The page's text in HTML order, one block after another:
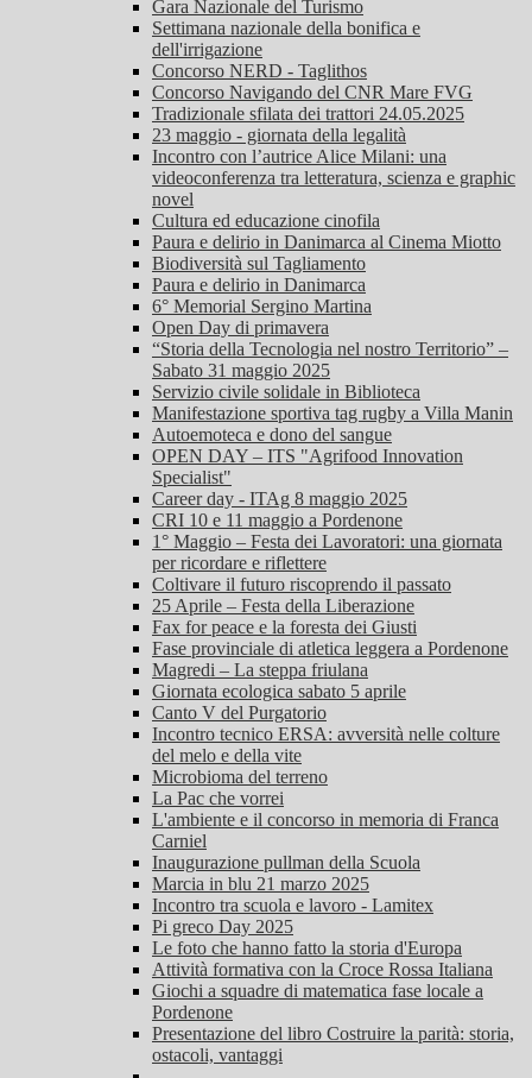
Gara Nazionale del Turismo
Settimana nazionale della bonifica e
dell'irrigazione
Concorso NERD - Taglithos
Concorso Navigando del CNR Mare FVG
Tradizionale sfilata dei trattori 24.05.2025
23 maggio - giornata della legalità
Incontro con l’autrice Alice Milani: una
videoconferenza tra letteratura, scienza e graphic
novel
Cultura ed educazione cinofila
Paura e delirio in Danimarca al Cinema Miotto
Biodiversità sul Tagliamento
Paura e delirio in Danimarca
6° Memorial Sergino Martina
Open Day di primavera
“Storia della Tecnologia nel nostro Territorio” –
Sabato 31 maggio 2025
Servizio civile solidale in Biblioteca
Manifestazione sportiva tag rugby a Villa Manin
Autoemoteca e dono del sangue
OPEN DAY – ITS "Agrifood Innovation
Specialist"
Career day - ITAg 8 maggio 2025
CRI 10 e 11 maggio a Pordenone
1° Maggio – Festa dei Lavoratori: una giornata
per ricordare e riflettere
Coltivare il futuro riscoprendo il passato
25 Aprile – Festa della Liberazione
Fax for peace e la foresta dei Giusti
Fase provinciale di atletica leggera a Pordenone
Magredi – La steppa friulana
Giornata ecologica sabato 5 aprile
Canto V del Purgatorio
Incontro tecnico ERSA: avversità nelle colture
del melo e della vite
Microbioma del terreno
La Pac che vorrei
L'ambiente e il concorso in memoria di Franca
Carniel
Inaugurazione pullman della Scuola
Marcia in blu 21 marzo 2025
Incontro tra scuola e lavoro - Lamitex
Pi greco Day 2025
Le foto che hanno fatto la storia d'Europa
Attività formativa con la Croce Rossa Italiana
Giochi a squadre di matematica fase locale a
Pordenone
Presentazione del libro Costruire la parità: storia,
ostacoli, vantaggi